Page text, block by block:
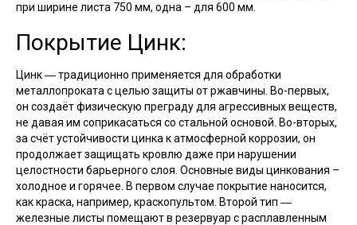
при ширине листа 750 мм, одна – для 600 мм.
Покрытие Цинк:
Цинк ― традиционно применяется для обработки
металлопроката с целью защиты от ржавчины. Во-первых,
он создаёт физическую преграду для агрессивных веществ,
не давая им соприкасаться со стальной основой. Во-вторых,
за счёт устойчивости цинка к атмосферной коррозии, он
продолжает защищать кровлю даже при нарушении
целостности барьерного слоя. Основные виды цинкования –
холодное и горячее. В первом случае покрытие наносится,
как краска, например, краскопультом. Второй тип ―
железные листы помещают в резервуар с расплавленным